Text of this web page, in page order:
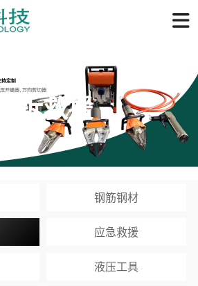
破拆救援
钢筋钢材
应急救援
液压工具